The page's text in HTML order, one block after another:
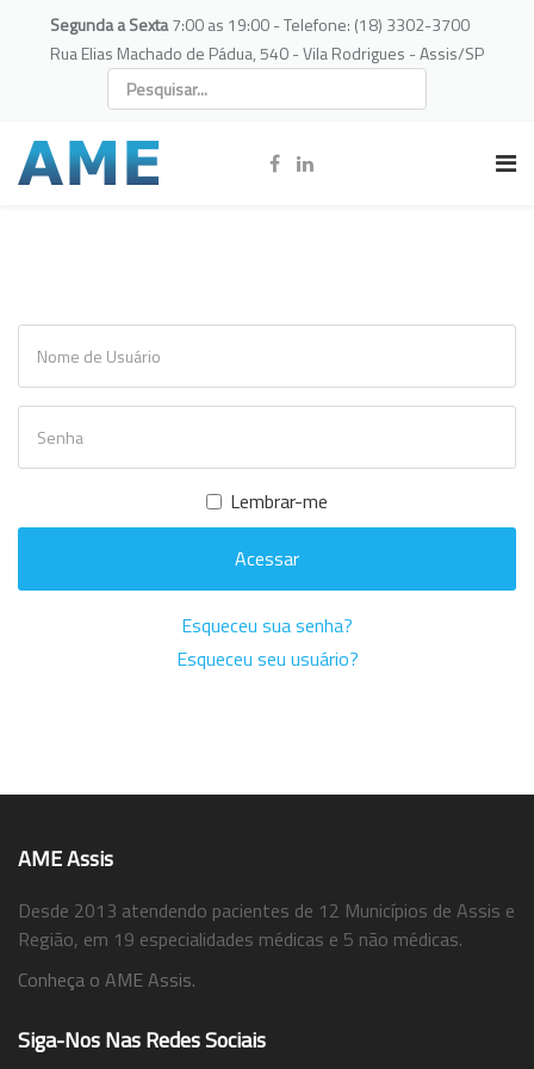
Segunda a Sexta7:00 as 19:00 - Telefone: (18) 3302-3700
Rua Elias Machado de Pádua, 540 - Vila Rodrigues - Assis/SP
Lembrar-me
Acessar
Esqueceu sua senha?
Esqueceu seu usuário?
AME Assis
Desde 2013 atendendo pacientes de 12 Municípios de Assis e
Região, em 19 especialidades médicas e 5 não médicas.
Conheça o AME Assis.
Siga-Nos Nas Redes Sociais